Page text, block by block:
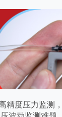
精度压力监测